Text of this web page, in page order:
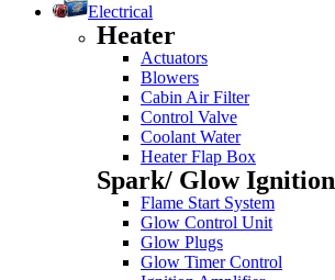
Electrical
Heater
Actuators
Blowers
Cabin Air Filter
Control Valve
Coolant Water
Heater Flap Box
Spark/ Glow Ignition
Flame Start System
Glow Control Unit
Glow Plugs
Glow Timer Control